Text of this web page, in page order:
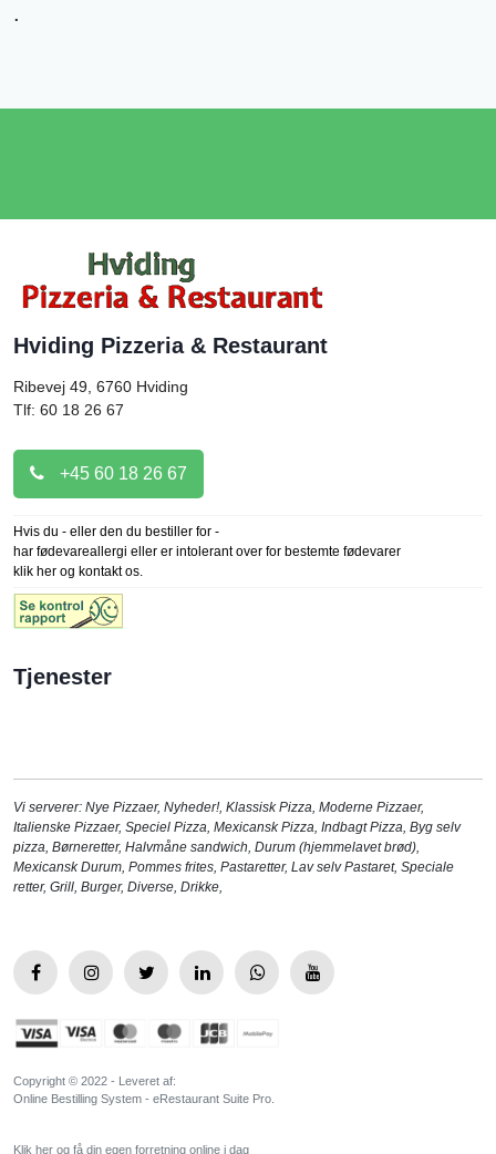
.
Hviding Pizzeria & Restaurant
Ribevej 49, 6760 Hviding
Tlf: 60 18 26 67
+45 60 18 26 67
Hvis du - eller den du bestiller for -
har fødevareallergi eller er intolerant over for bestemte fødevarer
klik her og kontakt os.
Tjenester
Vi serverer: Nye Pizzaer, Nyheder!, Klassisk Pizza, Moderne Pizzaer,
Italienske Pizzaer, Speciel Pizza, Mexicansk Pizza, Indbagt Pizza, Byg selv
pizza, Børneretter, Halvmåne sandwich, Durum (hjemmelavet brød),
Mexicansk Durum, Pommes frites, Pastaretter, Lav selv Pastaret, Speciale
retter, Grill, Burger, Diverse, Drikke,
Copyright © 2022 - Leveret af:
Online Bestilling System - eRestaurant Suite Pro.
Klik her og få din egen forretning online i dag